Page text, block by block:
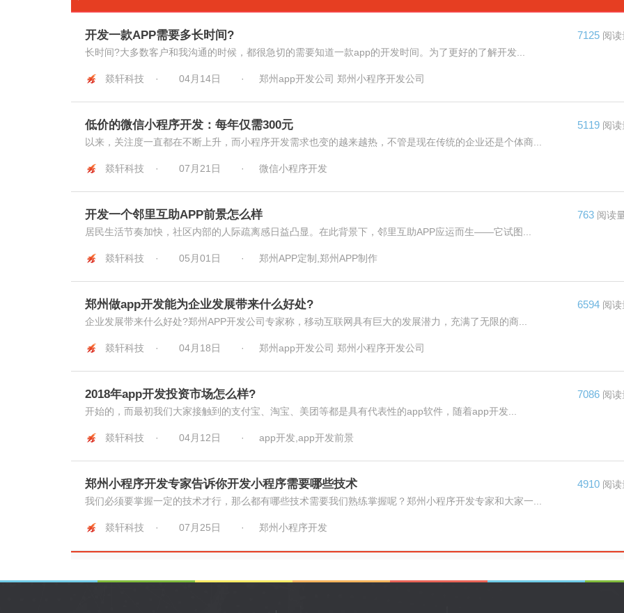
开发一款APP需要多长时间?
长时间?大多数客户和我沟通的时候，都很急切的需要知道一款app的开发时间。为了更好的了解开发...
燚轩科技 · 04月14日 · 郑州app开发公司 郑州小程序开发公司
7125 阅读
低价的微信小程序开发：每年仅需300元
以来，关注度一直都在不断上升，而小程序开发需求也变的越来越热，不管是现在传统的企业还是个体商...
燚轩科技 · 07月21日 · 微信小程序开发
5119 阅读
开发一个邻里互助APP前景怎么样
居民生活节奏加快，社区内部的人际疏离感日益凸显。在此背景下，邻里互助APP应运而生——它试图...
燚轩科技 · 05月01日 · 郑州APP定制,郑州APP制作
763 阅读
郑州做app开发能为企业发展带来什么好处?
企业发展带来什么好处?郑州APP开发公司专家称，移动互联网具有巨大的发展潜力，充满了无限的商...
燚轩科技 · 04月18日 · 郑州app开发公司 郑州小程序开发公司
6594 阅读
2018年app开发投资市场怎么样?
开始的，而最初我们大家接触到的支付宝、淘宝、美团等都是具有代表性的app软件，随着app开发...
燚轩科技 · 04月12日 · app开发,app开发前景
7086 阅读
郑州小程序开发专家告诉你开发小程序需要哪些技术
我们必须要掌握一定的技术才行，那么都有哪些技术需要我们熟练掌握呢？郑州小程序开发专家和大家一...
燚轩科技 · 07月25日 · 郑州小程序开发
4910 阅读